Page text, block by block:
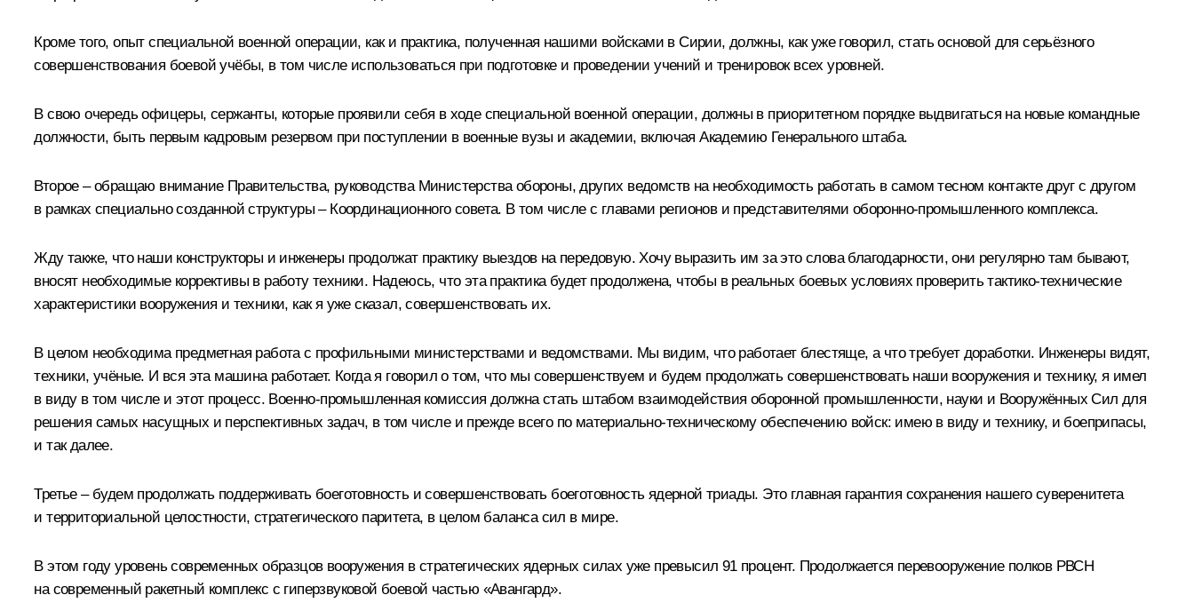
Кроме того, опыт специальной военной операции, как и практика, полученная нашими войсками в Сирии, должны, как уже говорил, стать основой для серьёзного
совершенствования боевой учёбы, в том числе использоваться при подготовке и проведении учений и тренировок всех уровней.
В свою очередь офицеры, сержанты, которые проявили себя в ходе специальной военной операции, должны в приоритетном порядке выдвигаться на новые командные
должности, быть первым кадровым резервом при поступлении в военные вузы и академии, включая Академию Генерального штаба.
Второе – обращаю внимание Правительства, руководства Министерства обороны, других ведомств на необходимость работать в самом тесном контакте друг с другом
в рамках специально созданной структуры – Координационного совета. В том числе с главами регионов и представителями оборонно-промышленного комплекса.
Жду также, что наши конструкторы и инженеры продолжат практику выездов на передовую. Хочу выразить им за это слова благодарности, они регулярно там бывают,
вносят необходимые коррективы в работу техники. Надеюсь, что эта практика будет продолжена, чтобы в реальных боевых условиях проверить тактико-технические
характеристики вооружения и техники, как я уже сказал, совершенствовать их.
В целом необходима предметная работа с профильными министерствами и ведомствами. Мы видим, что работает блестяще, а что требует доработки. Инженеры видят,
техники, учёные. И вся эта машина работает. Когда я говорил о том, что мы совершенствуем и будем продолжать совершенствовать наши вооружения и технику, я имел
в виду в том числе и этот процесс. Военно-промышленная комиссия должна стать штабом взаимодействия оборонной промышленности, науки и Вооружённых Сил для
решения самых насущных и перспективных задач, в том числе и прежде всего по материально-техническому обеспечению войск: имею в виду и технику, и боеприпасы,
и так далее.
Третье – будем продолжать поддерживать боеготовность и совершенствовать боеготовность ядерной триады. Это главная гарантия сохранения нашего суверенитета
и территориальной целостности, стратегического паритета, в целом баланса сил в мире.
В этом году уровень современных образцов вооружения в стратегических ядерных силах уже превысил 91 процент. Продолжается перевооружение полков РВСН
на современный ракетный комплекс с гиперзвуковой боевой частью «Авангард».